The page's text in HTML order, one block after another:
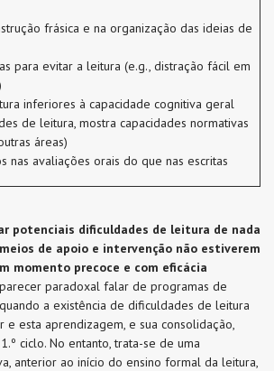
frásica e na organização das ideias de
para evitar a leitura (e.g., distração fácil em
inferiores à capacidade cognitiva geral
de leitura, mostra capacidades normativas
áreas)
nas avaliações orais do que nas escritas
potenciais dificuldades de leitura de nada
de apoio e intervenção não estiverem
momento precoce e com eficácia
paradoxal falar de programas de
a existência de dificuldades de leitura
esta aprendizagem, e sua consolidação,
ciclo. No entanto, trata-se de uma
anterior ao início do ensino formal da leitura,